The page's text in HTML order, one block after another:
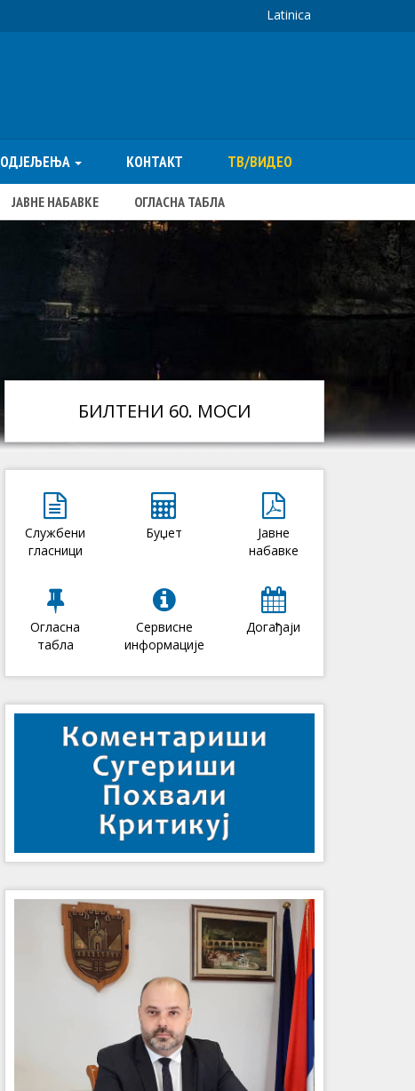
Latinica
ОДЈЕЉЕЊА КОНТАКТ ТВ/ВИДЕО
ЈАВНЕ НАБАВКЕ ОГЛАСНА ТАБЛА
БИЛТЕНИ 60. МОСИ
Службени
гласници
Буџет
Јавне
набавке
Огласна
табла
Сервисне
информације
Догађаји